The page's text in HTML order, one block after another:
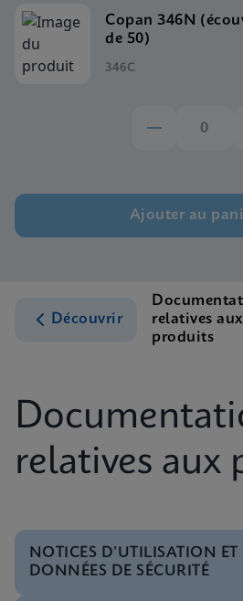
Copan 346N
de 50)
346C
Ajouter au
Découvrir
relatives aux
produits
relatives aux
NOTICES D’UTILISATION ET
DONNÉES DE SÉCURITÉ